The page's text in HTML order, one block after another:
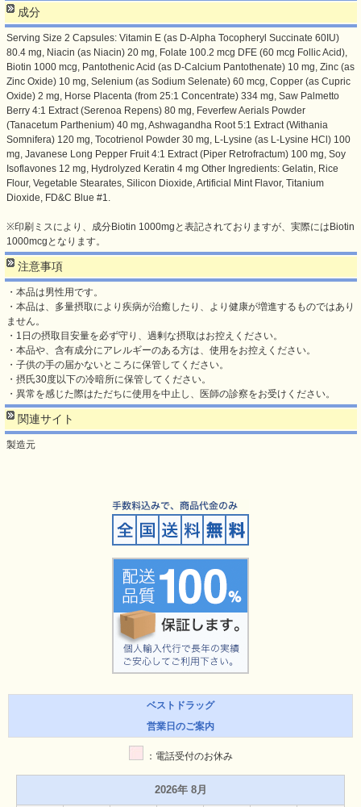
成分
Serving Size 2 Capsules: Vitamin E (as D-Alpha Tocopheryl Succinate 60IU)
80.4 mg, Niacin (as Niacin) 20 mg, Folate 100.2 mcg DFE (60 mcg Follic Acid),
Biotin 1000 mcg, Pantothenic Acid (as D-Calcium Pantothenate) 10 mg, Zinc (as
Zinc Oxide) 10 mg, Selenium (as Sodium Selenate) 60 mcg, Copper (as Cupric
Oxide) 2 mg, Horse Placenta (from 25:1 Concentrate) 334 mg, Saw Palmetto
Berry 4:1 Extract (Serenoa Repens) 80 mg, Feverfew Aerials Powder
(Tanacetum Parthenium) 40 mg, Ashwagandha Root 5:1 Extract (Withania
Somnifera) 120 mg, Tocotrienol Powder 30 mg, L-Lysine (as L-Lysine HCl) 100
mg, Javanese Long Pepper Fruit 4:1 Extract (Piper Retrofractum) 100 mg, Soy
Isoflavones 12 mg, Hydrolyzed Keratin 4 mg Other Ingredients: Gelatin, Rice
Flour, Vegetable Stearates, Silicon Dioxide, Artificial Mint Flavor, Titanium
Dioxide, FD&C Blue #1.
※印刷ミスにより、成分Biotin 1000mgと表記されておりますが、実際にはBiotin
1000mcgとなります。
注意事項
・本品は男性用です。
・本品は、多量摂取により疾病が治癒したり、より健康が増進するものではあり
ません。
・1日の摂取目安量を必ず守り、過剰な摂取はお控えください。
・本品や、含有成分にアレルギーのある方は、使用をお控えください。
・子供の手の届かないところに保管してください。
・摂氏30度以下の冷暗所に保管してください。
・異常を感じた際はただちに使用を中止し、医師の診察をお受けください。
関連サイト
製造元
ベストドラッグ
営業日のご案内
：電話受付のお休み
2026年 8月